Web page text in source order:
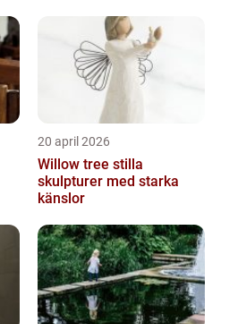
20 april 2026
Willow tree stilla
skulpturer med starka
känslor